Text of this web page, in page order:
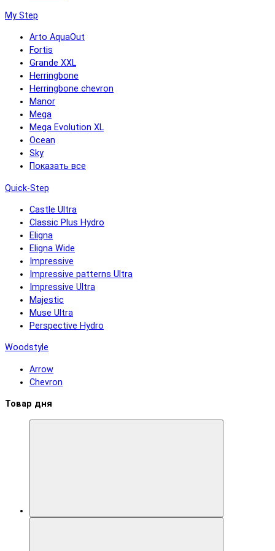
My Step
Arto AquaOut
Fortis
Grande XXL
Herringbone
Herringbone chevron
Manor
Mega
Mega Evolution XL
Ocean
Sky
Показать все
Quick-Step
Castle Ultra
Classic Plus Hydro
Eligna
Eligna Wide
Impressive
Impressive patterns Ultra
Impressive Ultra
Majestic
Muse Ultra
Perspective Hydro
Woodstyle
Arrow
Chevron
Товар дня